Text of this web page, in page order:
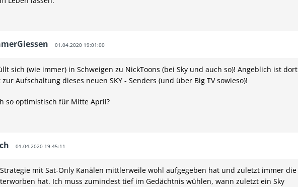
01.04.2020 19:01:00
sich (wie immer) in Schweigen zu NickToons (bei Sky und auch so)! Angeblich ist dort
Aufschaltung dieses neuen SKY - Senders (und über Big TV sowieso)!
so optimistisch für Mitte April?
01.04.2020 19:45:11
mit Sat-Only Kanälen mittlerweile wohl aufgegeben hat und zuletzt immer die
hat. Ich muss zumindest tief im Gedächtnis wühlen, wann zuletzt ein Sky